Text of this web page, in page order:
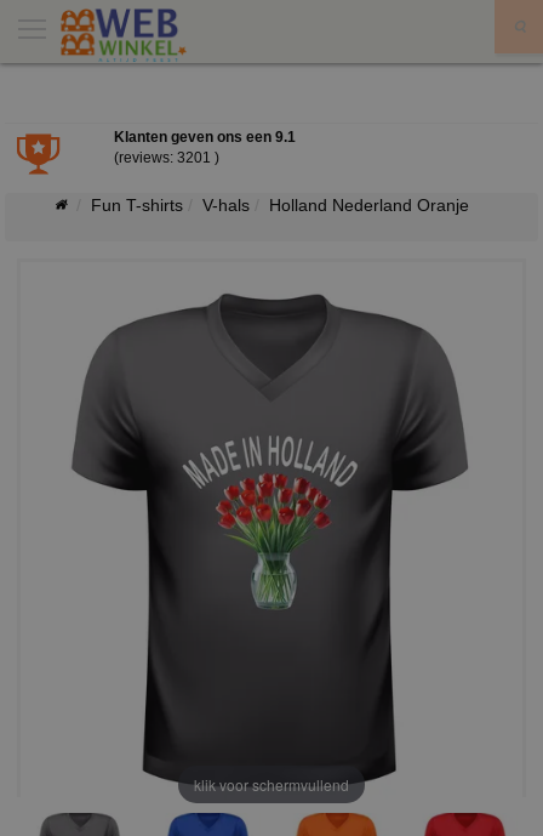
Klanten geven ons een 9.1
(reviews: 3201 )
Fun T-shirts V-hals Holland Nederland Oranje
klik voor schermvullend